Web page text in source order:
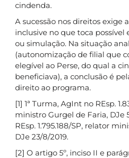
cindenda.
A sucessão nos direitos exige
inclusive no que toca possível
ou simulação. Na situação
(autonomização de filial que
elegível ao Perse, do qual a
beneficiava), a conclusão é
direito ao programa.
[1] 1ª Turma, AgInt no REsp.
ministro Gurgel de Faria, DJe
REsp. 1.795.188/SP, relator
DJe 23/8/2019.
[2] O artigo 5º, inciso II e